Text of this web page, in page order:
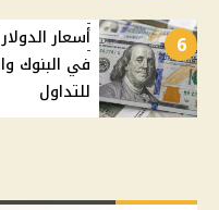
6
في البنوك
للتداول